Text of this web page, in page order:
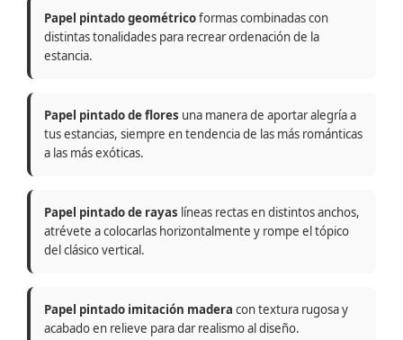
Papel pintado geométricoformas combinadas con
distintas tonalidades para recrear ordenación de la
estancia.
Papel pintado de flores una manera de aportar alegría a
tus estancias, siempre en tendencia de las más románticas
a las más exóticas.
Papel pintado de rayas líneas rectas en distintos anchos,
atrévete a colocarlas horizontalmente y rompe el tópico
del clásico vertical.
Papel pintado imitación madera con textura rugosa y
acabado en relieve para dar realismo al diseño.